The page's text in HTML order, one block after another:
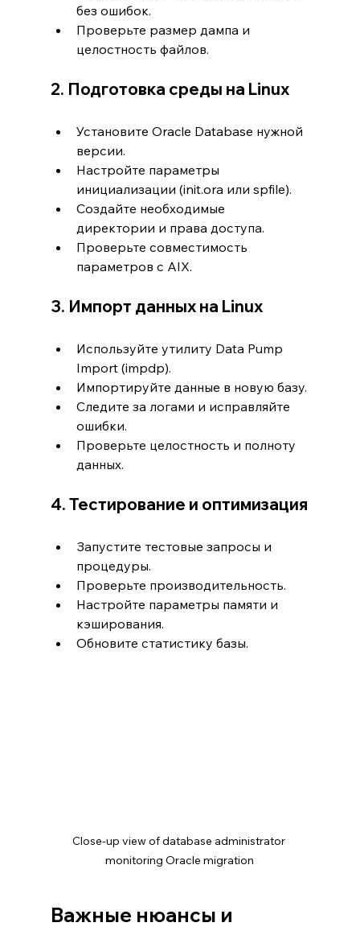
без ошибок.
Проверьте размер дампа и
целостность файлов.
2. Подготовка среды на Linux
Установите Oracle Database нужной
версии.
Настройте параметры
инициализации (init.ora или spfile).
Создайте необходимые
директории и права доступа.
Проверьте совместимость
параметров с AIX.
3. Импорт данных на Linux
Используйте утилиту Data Pump
Import (impdp).
Импортируйте данные в новую базу.
Следите за логами и исправляйте
ошибки.
Проверьте целостность и полноту
данных.
4. Тестирование и оптимизация
Запустите тестовые запросы и
процедуры.
Проверьте производительность.
Настройте параметры памяти и
кэширования.
Обновите статистику базы.
Close-up view of database administrator
monitoring Oracle migration
Важные нюансы и